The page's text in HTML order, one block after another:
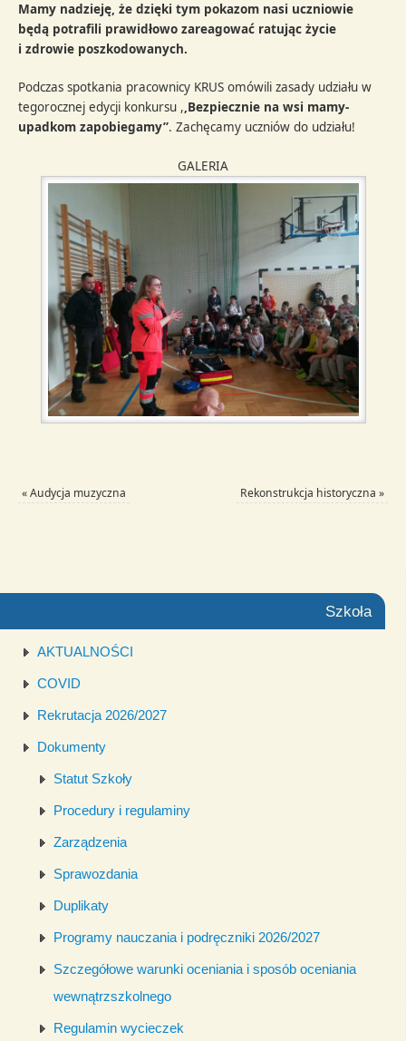
Mamy nadzieję, że dzięki tym pokazom nasi uczniowie
będą potrafili prawidłowo zareagować ratując życie
i zdrowie poszkodowanych.
Podczas spotkania pracownicy KRUS omówili zasady udziału w
tegorocznej edycji konkursu ,,Bezpiecznie na wsi mamy-
upadkom zapobiegamy”. Zachęcamy uczniów do udziału!
GALERIA
«Audycja muzyczna Rekonstrukcja historyczna »
Szkoła
AKTUALNOŚCI
COVID
Rekrutacja 2026/2027
Dokumenty
Statut Szkoły
Procedury i regulaminy
Zarządzenia
Sprawozdania
Duplikaty
Programy nauczania i podręczniki 2026/2027
Szczegółowe warunki oceniania i sposób oceniania
wewnątrzszkolnego
Regulamin wycieczek